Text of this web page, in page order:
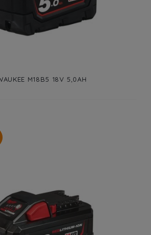
M18B5 18V 5,0AH